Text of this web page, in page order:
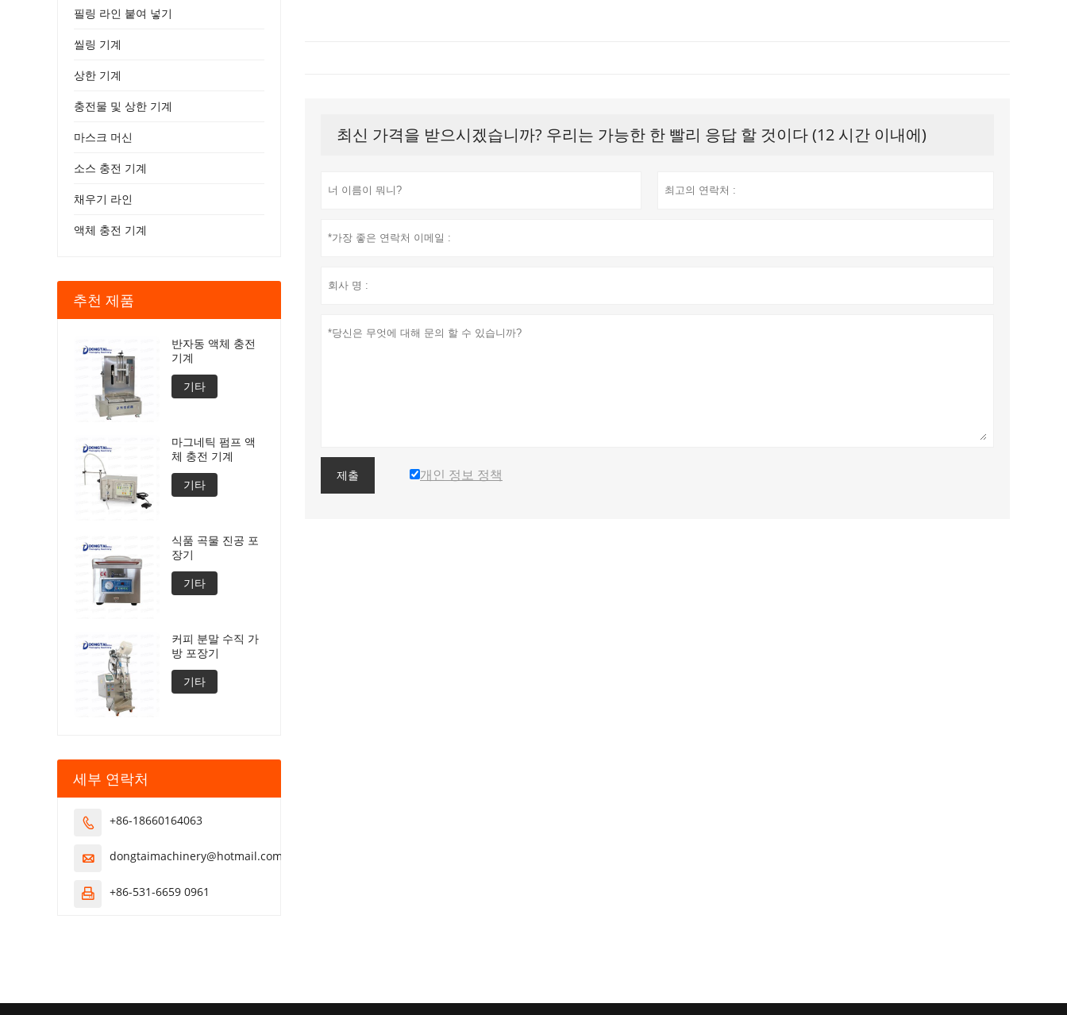
최신 가격을 받으시겠습니까? 우리는 가능한 한 빨리 응답 할 것이다 (12 시간 이내에)
제출 개인 정보 정책
필링 라인 붙여 넣기
씰링 기계
상한 기계
충전물 및 상한 기계
마스크 머신
소스 충전 기계
채우기 라인
액체 충전 기계
추천 제품
반자동 액체 충전
기계
기타
마그네틱 펌프 액
체 충전 기계
기타
식품 곡물 진공 포
장기
기타
커피 분말 수직 가
방 포장기
기타
세부 연락처
 +86-18660164063
 dongtaimachinery@hotmail.com
 +86-531-6659 0961